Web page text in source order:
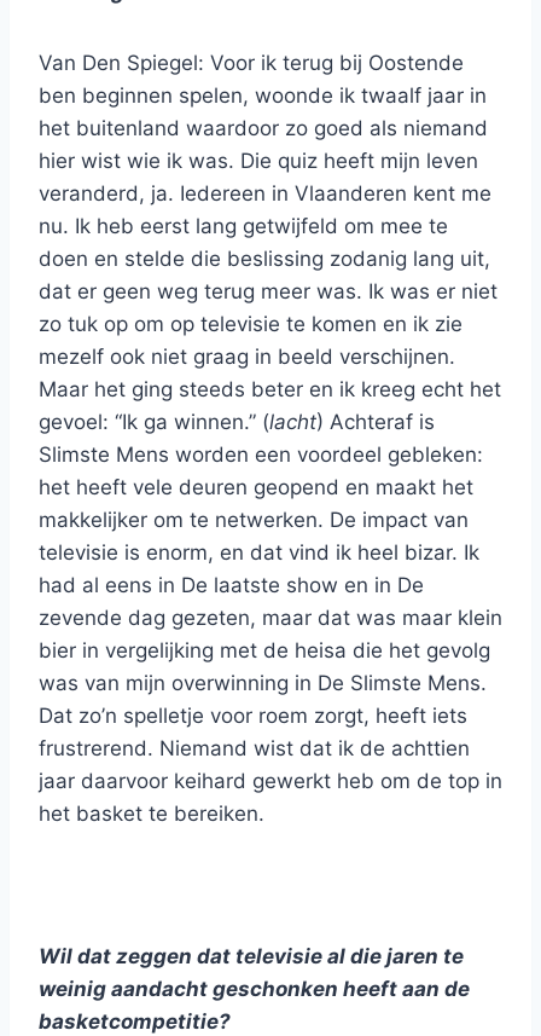
Van Den Spiegel: Voor ik terug bij Oostende
ben beginnen spelen, woonde ik twaalf jaar in
het buitenland waardoor zo goed als niemand
hier wist wie ik was. Die quiz heeft mijn leven
veranderd, ja. Iedereen in Vlaanderen kent me
nu. Ik heb eerst lang getwijfeld om mee te
doen en stelde die beslissing zodanig lang uit,
dat er geen weg terug meer was. Ik was er niet
zo tuk op om op televisie te komen en ik zie
mezelf ook niet graag in beeld verschijnen.
Maar het ging steeds beter en ik kreeg echt het
gevoel: “Ik ga winnen.” (lacht) Achteraf is
Slimste Mens worden een voordeel gebleken:
het heeft vele deuren geopend en maakt het
makkelijker om te netwerken. De impact van
televisie is enorm, en dat vind ik heel bizar. Ik
had al eens in De laatste show en in De
zevende dag gezeten, maar dat was maar klein
bier in vergelijking met de heisa die het gevolg
was van mijn overwinning in De Slimste Mens.
Dat zo’n spelletje voor roem zorgt, heeft iets
frustrerend. Niemand wist dat ik de achttien
jaar daarvoor keihard gewerkt heb om de top in
het basket te bereiken.
Wil dat zeggen dat televisie al die jaren te
weinig aandacht geschonken heeft aan de
basketcompetitie?